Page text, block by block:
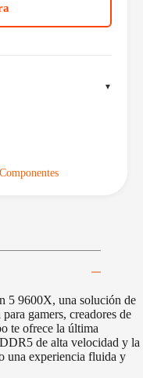
Componentes
5 9600X, una solución de
gamers, creadores de
te ofrece la última
de alta velocidad y la
una experiencia fluida y